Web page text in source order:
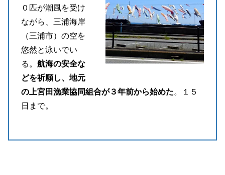
０匹が潮風を受け
ながら、三浦海岸
（三浦市）の空を
悠然と泳いでい
る。 航海の安全な
どを祈願し、地元
の上宮田漁業協同組合が３年前から始めた。１５
日まで。